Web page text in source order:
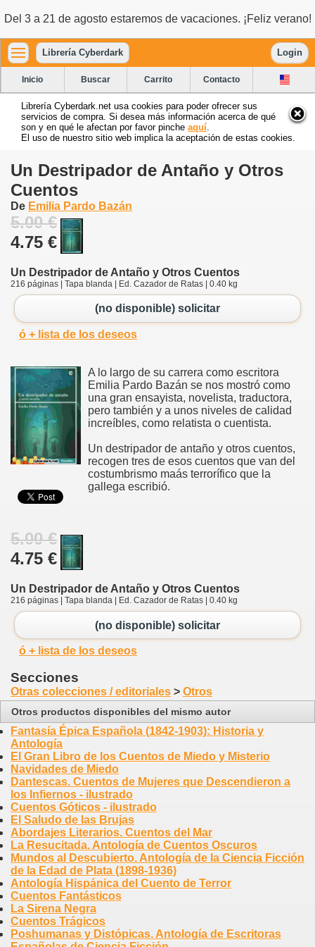
Del 3 a 21 de agosto estaremos de vacaciones. ¡Feliz verano!
Librería Cyberdark Login
Inicio Buscar Carrito Contacto
Librería Cyberdark.net usa cookies para poder ofrecer sus
servicios de compra. Si desea más información acerca de qué
son y en qué le afectan por favor pinche aquí
El uso de nuestro sitio web implica la aceptación de estas cookies.
Un Destripador de Antaño y Otros
Cuentos
De Emilia Pardo Bazán
5.00 €
4.75 €
Un Destripador de Antaño y Otros Cuentos
216 páginas | Tapa blanda | Ed. Cazador de Ratas | 0.40 kg
(no disponible) solicitar
ó + lista de los deseos
A lo largo de su carrera como escritora
Emilia Pardo Bazán se nos mostró como
una gran ensayista, novelista, traductora,
pero también y a unos niveles de calidad
increíbles, como relatista o cuentista.
Un destripador de antaño y otros cuentos,
recogen tres de esos cuentos que van del
costumbrismo maás terrorífico que la
gallega escribió.
5.00 €
4.75 €
Un Destripador de Antaño y Otros Cuentos
216 páginas | Tapa blanda | Ed. Cazador de Ratas | 0.40 kg
(no disponible) solicitar
ó + lista de los deseos
Secciones
Otras colecciones / editoriales > Otros
Otros productos disponibles del mismo autor
Fantasía Épica Española (1842-1903): Historia y
Antología
El Gran Libro de los Cuentos de Miedo y Misterio
Navidades de Miedo
Dantescas. Cuentos de Mujeres que Descendieron a
los Infiernos - ilustrado
Cuentos Góticos - ilustrado
El Saludo de las Brujas
Abordajes Literarios. Cuentos del Mar
La Resucitada. Antología de Cuentos Oscuros
Mundos al Descubierto. Antología de la Ciencia Ficción
de la Edad de Plata (1898-1936)
Antología Hispánica del Cuento de Terror
Cuentos Fantásticos
La Sirena Negra
Cuentos Trágicos
Poshumanas y Distópicas. Antología de Escritoras